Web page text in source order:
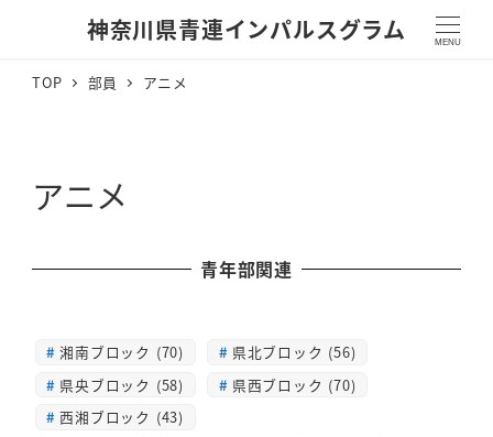
神奈川県青連インパルスグラム MENU
TOP 部員 アニメ
アニメ
青年部関連
湘南ブロック (70)
県北ブロック (56)
県央ブロック (58)
県西ブロック (70)
西湘ブロック (43)